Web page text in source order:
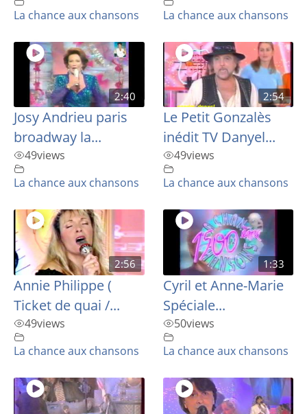
La chance aux chansons
La chance aux chansons
2:40
Josy Andrieu paris
broadway la...
49views
La chance aux chansons
2:54
Le Petit Gonzalès
inédit TV Danyel...
49views
La chance aux chansons
2:56
Annie Philippe (
Ticket de quai /...
49views
La chance aux chansons
1:33
Cyril et Anne-Marie
Spéciale...
50views
La chance aux chansons